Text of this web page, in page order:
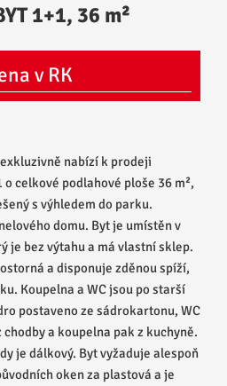
1+1, 36 m²
v RK
exkluzivně nabízí k prodeji
celkové podlahové ploše 36 m²,
s výhledem do parku.
domu. Byt je umístěn v
je bez výtahu a má vlastní sklep.
a disponuje zděnou spíží,
Koupelna a WC jsou po starší
postaveno ze sádrokartonu, WC
a koupelna pak z kuchyně.
je dálkový. Byt vyžaduje alespoň
oken za plastová a je